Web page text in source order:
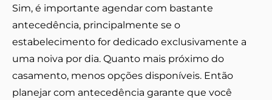
Sim, é importante agendar com bastante
antecedência, principalmente se o
estabelecimento for dedicado exclusivamente a
uma noiva por dia. Quanto mais próximo do
casamento, menos opções disponíveis. Então
planejar com antecedência garante que você